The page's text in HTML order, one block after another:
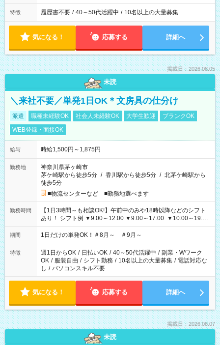
特徴 履歴書不要 / 40～50代活躍中 / 10名以上の大量募集
気になる！ 応募する 詳細へ
掲載日：2026.08.05
未読
＼来社不要／単発1日OK＊文房具の仕分け
派遣 職種未経験OK 社会人未経験OK 大学生歓迎
ブランクOK
WEB登録・面接OK
給与 時給1,500円～1,875円
勤務地
神奈川県茅ヶ崎市
茅ケ崎駅から徒歩5分 / 香川駅から徒歩5分 / 北茅ケ崎駅から
徒歩5分
■物流センターなど ■勤務地選べます
勤務時間
【1日3時間～も相談OK!】午前中のみや18時以降などのシフト
あり！ シフト例 ▼9:00～12:00 ▼9:00～17:00 ▼10:00～19:00
▼18:00～21:00
期間 1日だけの単発OK！＃8月～ ＃9月～
特徴 週1日からOK / 日払いOK / 40～50代活躍中 / 副業・Wワーク
OK / 服装自由 / シフト勤務 / 10名以上の大量募集 / 電話対応な
し / パソコンスキル不要
気になる！ 応募する 詳細へ
掲載日：2026.08.07
未読